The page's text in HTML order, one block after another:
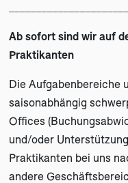
Ab sofort sind wir auf
Praktikanten
Die Aufgabenbereiche
saisonabhängig
Offices
und/oder
Praktikanten bei uns
andere